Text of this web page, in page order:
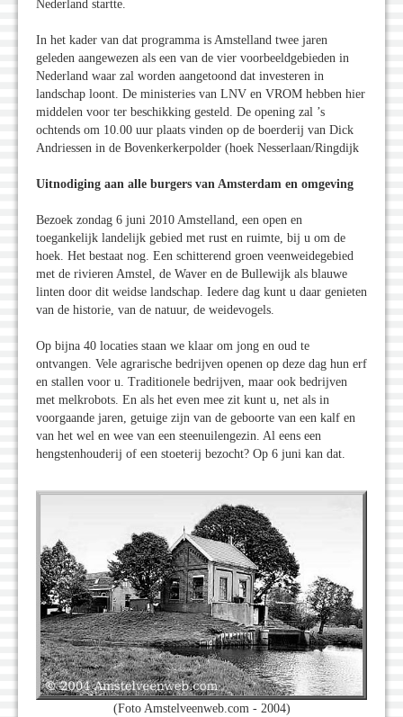
Nederland startte.
In het kader van dat programma is Amstelland twee jaren
geleden aangewezen als een van de vier voorbeeldgebieden in
Nederland waar zal worden aangetoond dat investeren in
landschap loont. De ministeries van LNV en VROM hebben hier
middelen voor ter beschikking gesteld. De opening zal ’s
ochtends om 10.00 uur plaats vinden op de boerderij van Dick
Andriessen in de Bovenkerkerpolder (hoek Nesserlaan/Ringdijk
Uitnodiging aan alle burgers van Amsterdam en omgeving
Bezoek zondag 6 juni 2010 Amstelland, een open en
toegankelijk landelijk gebied met rust en ruimte, bij u om de
hoek. Het bestaat nog. Een schitterend groen veenweidegebied
met de rivieren Amstel, de Waver en de Bullewijk als blauwe
linten door dit weidse landschap. Iedere dag kunt u daar genieten
van de historie, van de natuur, de weidevogels.
Op bijna 40 locaties staan we klaar om jong en oud te
ontvangen. Vele agrarische bedrijven openen op deze dag hun erf
en stallen voor u. Traditionele bedrijven, maar ook bedrijven
met melkrobots. En als het even mee zit kunt u, net als in
voorgaande jaren, getuige zijn van de geboorte van een kalf en
van het wel en wee van een steenuilengezin. Al eens een
hengstenhouderij of een stoeterij bezocht? Op 6 juni kan dat.
(Foto Amstelveenweb.com - 2004)